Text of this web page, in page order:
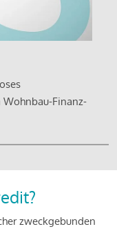
Finanz-
zweckgebunden